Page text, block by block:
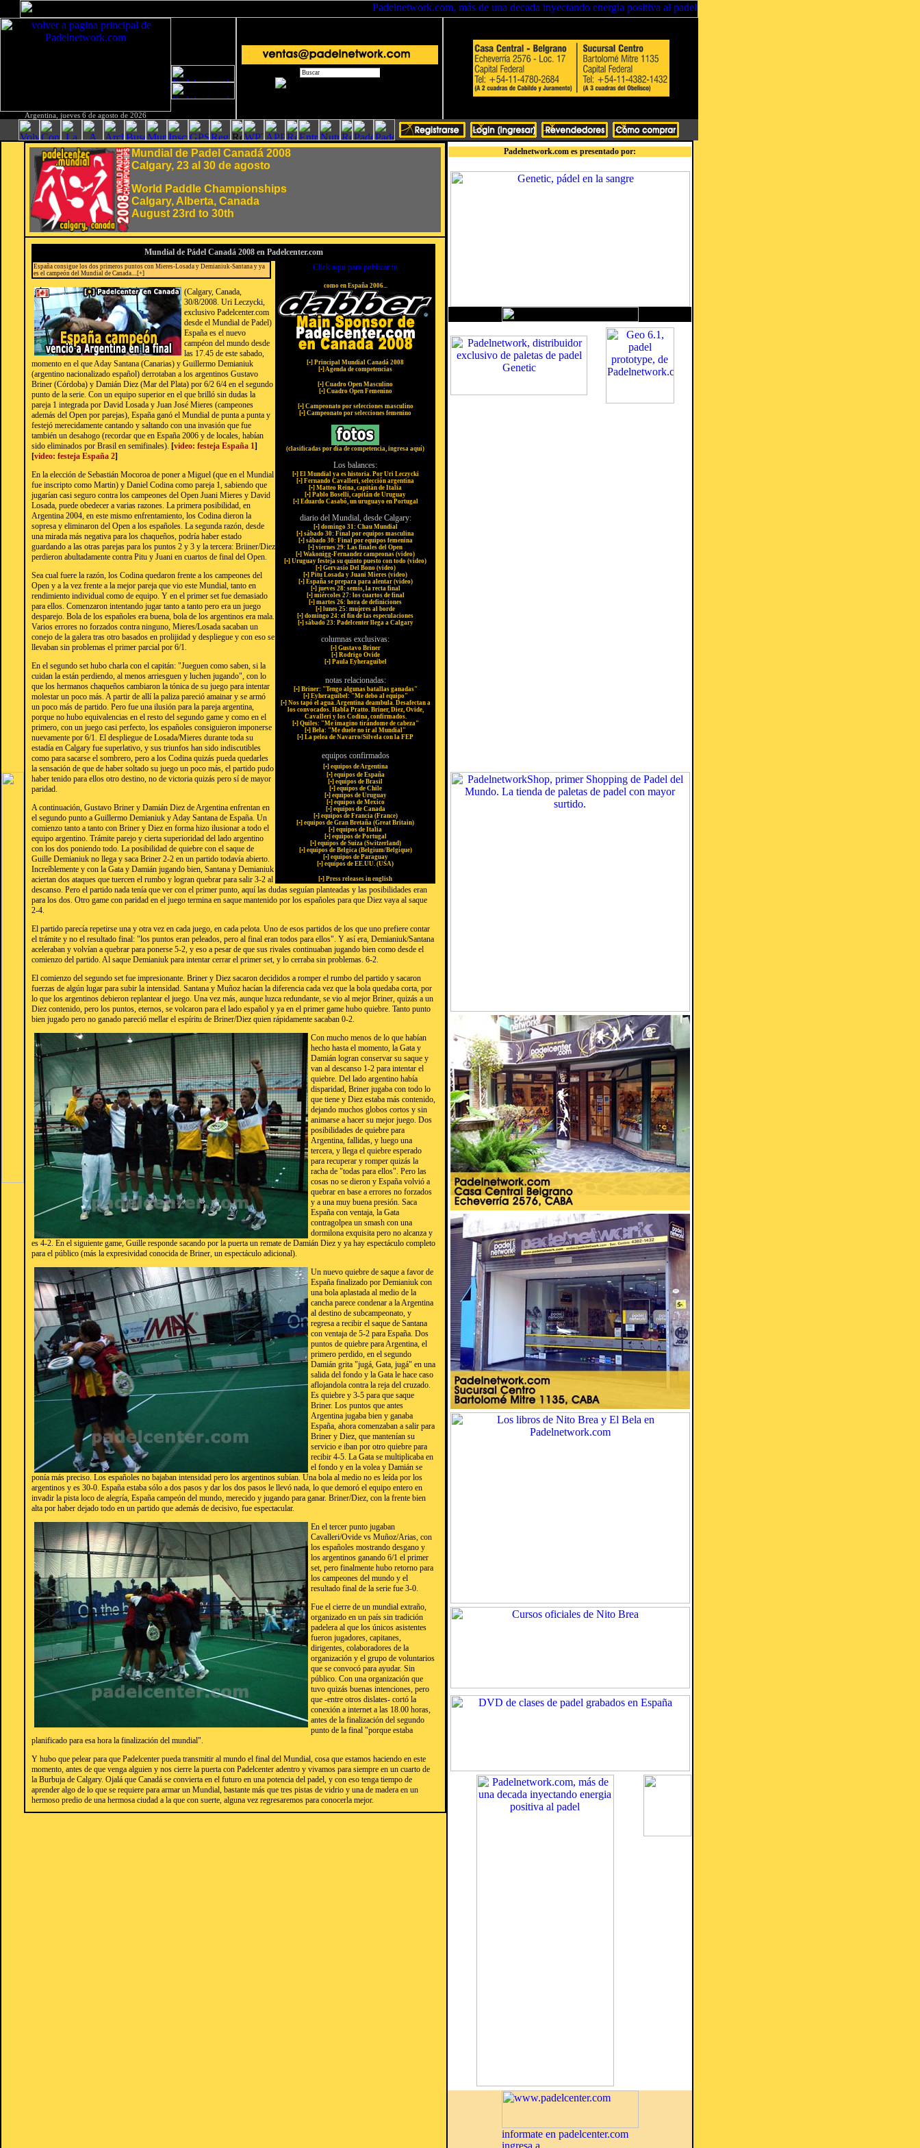
Argentina, jueves 6 de agosto de 2026
Mundial de Padel Canadá 2008
Calgary, 23 al 30 de agosto
World Paddle Championships
Calgary, Alberta, Canada
August 23rd to 30th
Mundial de Pádel Canadá 2008 en Padelcenter.com
como en España 2006...
[•] Principal Mundial Canadá 2008
[•] Agenda de competencias
[•] Cuadro Open Masculino
[•] Cuadro Open Femenino
[•] Campeonato por selecciones masculino
[•] Campeonato por selecciones femenino
(clasificadas por día de competencia, ingresa aquí)
Los balances:
[•] El Mundial ya es historia. Por Uri Leczycki
[•] Fernando Cavalleri, selección argentina
[•] Matteo Reina, capitán de Italia
[•] Pablo Boselli, capitán de Uruguay
[•] Eduardo Casabó, un uruguayo en Portugal
diario del Mundial, desde Calgary:
[•] domingo 31: Chau Mundial
[•] sábado 30: Final por equipos masculina
[•] sábado 30: Final por equipos femenina
[•] viernes 29: Las finales del Open
[•] Wakonigg-Fernandez campeonas (video)
[•] Uruguay festeja su quinto puesto con todo (video)
[•] Gervasio Del Bono (video)
[•] Pitu Losada y Juani Mieres (video)
[•] España se prepara para alentar (video)
[•] jueves 28: semis, la recta final
[•] miércoles 27: los cuartos de final
[•] martes 26: hora de definiciones
[•] lunes 25: mujeres al borde
[•] domingo 24: el fin de las especulaciones
[•] sábado 23: Padelcenter llega a Calgary
columnas exclusivas:
[•] Gustavo Briner
[•] Rodrigo Ovide
[•] Paula Eyheraguibel
notas relacionadas:
[•] Briner: "Tengo algunas batallas ganadas"
[•] Eyheraguibel: "Me debo al equipo"
[•] Nos tapó el agua. Argentina deambula. Desafectan a
los convocados. Habla Pratto. Briner, Diez, Ovide,
Cavalleri y los Codina, confirmados.
[•] Quiles: "Me imagino tirándome de cabeza"
[•] Bela: "Me duele no ir al Mundial"
[•] La pelea de Navarro/Silvela con la FEP
equipos confirmados
[•] equipos de Argentina
[•] equipos de España
[•] equipos de Brasil
[•] equipos de Chile
[•] equipos de Uruguay
[•] equipos de Mexico
[•] equipos de Canada
[•] equipos de Francia (France)
[•] equipos de Gran Bretaña (Great Britain)
[•] equipos de Italia
[•] equipos de Portugal
[•] equipos de Suiza (Switzerland)
[•] equipos de Belgica (Belgium/Belgique)
[•] equipos de Paraguay
[•] equipos de EE.UU. (USA)
[•] Press releases in english
España consigue los dos primeros puntos con Mieres-Losada y Demianiuk-Santana y ya
es el campeón del Mundial de Canada....[+]
(Calgary, Canada,
30/8/2008. Uri Leczycki,
exclusivo Padelcenter.com
desde el Mundial de Padel)
España es el nuevo
campéon del mundo desde
las 17.45 de este sabado,
momento en el que Aday Santana (Canarias) y Guillermo Demianiuk
(argentino nacionalizado español) derrotaban a los argentinos Gustavo
Briner (Córdoba) y Damián Diez (Mar del Plata) por 6/2 6/4 en el segundo
punto de la serie. Con un equipo superior en el que brilló sin dudas la
pareja 1 integrada por David Losada y Juan José Mieres (campeones
además del Open por parejas), España ganó el Mundial de punta a punta y
festejó merecidamente cantando y saltando con una invasión que fue
también un desahogo (recordar que en España 2006 y de locales, habían
sido eliminados por Brasil en semifinales). [video: festeja España 1]
[video: festeja España 2]
En la elección de Sebastián Mocoroa de poner a Miguel (que en el Mundial
fue inscripto como Martin) y Daniel Codina como pareja 1, sabiendo que
jugarían casi seguro contra los campeones del Open Juani Mieres y David
Losada, puede obedecer a varias razones. La primera posibilidad, en
Argentina 2004, en este mismo enfrentamiento, los Codina dieron la
sopresa y eliminaron del Open a los españoles. La segunda razón, desde
una mirada más negativa para los chaqueños, podría haber estado
guardando a las otras parejas para los puntos 2 y 3 y la tercera: Briiner/Diez
perdieron abultadamente contra Pitu y Juani en cuartos de final del Open.
Sea cual fuere la razón, los Codina quedaron frente a los campeones del
Open y a la vez frente a la mejor pareja que vio este Mundial, tanto en
rendimiento individual como de equipo. Y en el primer set fue demasiado
para ellos. Comenzaron intentando jugar tanto a tanto pero era un juego
desparejo. Bola de los españoles era buena, bola de los argentinos era mala.
Varios errores no forzados contra ninguno, Mieres/Losada sacaban un
conejo de la galera tras otro basados en prolijidad y despliegue y con eso se
llevaban sin problemas el primer parcial por 6/1.
En el segundo set hubo charla con el capitán: "Jueguen como saben, si la
cuidan la están perdiendo, al menos arriesguen y luchen jugando", con lo
que los hermanos chaqueños cambiaron la tónica de su juego para intentar
molestar un poco más. A partir de allí la paliza pareció amainar y se armó
un poco más de partido. Pero fue una ilusión para la pareja argentina,
porque no hubo equivalencias en el resto del segundo game y como en el
primero, con un juego casi perfecto, los españoles consiguieron imponerse
nuevamente por 6/1. El despliegue de Losada/Mieres durante toda su
estadía en Calgary fue superlativo, y sus triunfos han sido indiscutibles
como para sacarse el sombrero, pero a los Codina quizás pueda quedarles
la sensación de que de haber soltado su juego un poco más, el partido pudo
haber tenido para ellos otro destino, no de victoria quizás pero sí de mayor
paridad.
A continuación, Gustavo Briner y Damián Diez de Argentina enfrentan en
el segundo punto a Guillermo Demianiuk y Aday Santana de España. Un
comienzo tanto a tanto con Briner y Diez en forma hizo ilusionar a todo el
equipo argentino. Trámite parejo y cierta superioridad del lado argentino
con los dos poniendo todo. La posibilidad de quiebre con el saque de
Guille Demianiuk no llega y saca Briner 2-2 en un partido todavía abierto.
Increíblemente y con la Gata y Damián jugando bien, Santana y Demianiuk
aciertan dos ataques que tuercen el rumbo y logran quebrar para salir 3-2 al
descanso. Pero el partido nada tenía que ver con el primer punto, aquí las dudas seguían planteadas y las posibilidades eran
para los dos. Otro game con paridad en el juego termina en saque mantenido por los españoles para que Diez vaya al saque
2-4.
El partido parecía repetirse una y otra vez en cada juego, en cada pelota. Uno de esos partidos de los que uno prefiere contar
el trámite y no el resultado final: "los puntos eran peleados, pero al final eran todos para ellos". Y así era, Demianiuk/Santana
aceleraban y volvían a quebrar para ponerse 5-2, y eso a pesar de que sus rivales continuaban jugando bien como desde el
comienzo del partido. Al saque Demianiuk para intentar cerrar el primer set, y lo cerraba sin problemas. 6-2.
El comienzo del segundo set fue impresionante. Briner y Diez sacaron decididos a romper el rumbo del partido y sacaron
fuerzas de algún lugar para subir la intensidad. Santana y Muñoz hacían la diferencia cada vez que la bola quedaba corta, por
lo que los argentinos debieron replantear el juego. Una vez más, aunque luzca redundante, se vio al mejor Briner, quizás a un
Diez contenido, pero los puntos, eternos, se volcaron para el lado español y ya en el primer game hubo quiebre. Tanto punto
bien jugado pero no ganado pareció mellar el espíritu de Briner/Diez quien rápidamente sacaban 0-2.
Con mucho menos de lo que habían
hecho hasta el momento, la Gata y
Damián logran conservar su saque y
van al descanso 1-2 para intentar el
quiebre. Del lado argentino había
disparidad, Briner jugaba con todo lo
que tiene y Diez estaba más contenido,
dejando muchos globos cortos y sin
animarse a hacer su mejor juego. Dos
posibilidades de quiebre para
Argentina, fallidas, y luego una
tercera, y llega el quiebre esperado
para recuperar y romper quizás la
racha de "todas para ellos". Pero las
cosas no se dieron y España volvió a
quebrar en base a errores no forzados
y a una muy buena presión. Saca
España con ventaja, la Gata
contragolpea un smash con una
dormilona exquisita pero no alcanza y
es 4-2. En el siguiente game, Guille responde sacando por la puerta un remate de Damián Diez y ya hay espectáculo completo
para el público (más la expresividad conocida de Briner, un espectáculo adicional).
Un nuevo quiebre de saque a favor de
España finalizado por Demianiuk con
una bola aplastada al medio de la
cancha parece condenar a la Argentina
al destino de subcampeonato, y
regresa a recibir el saque de Santana
con ventaja de 5-2 para España. Dos
puntos de quiebre para Argentina, el
primero perdido, en el segundo
Damián grita "jugá, Gata, jugá" en una
salida del fondo y la Gata le hace caso
aflojandola contra la reja del cruzado.
Es quiebre y 3-5 para que saque
Briner. Los puntos que antes
Argentina jugaba bien y ganaba
España, ahora comenzaban a salir para
Briner y Diez, que mantenían su
servicio e iban por otro quiebre para
recibir 4-5. La Gata se multiplicaba en
el fondo y en la volea y Damián se
ponía más preciso. Los españoles no bajaban intensidad pero los argentinos subían. Una bola al medio no es leída por los
argentinos y es 30-0. España estaba sólo a dos pasos y dar los dos pasos le llevó nada, lo que demoró el equipo entero en
invadir la pista loco de alegría, España campeón del mundo, merecido y jugando para ganar. Briner/Diez, con la frente bien
alta por haber dejado todo en un partido que además de decisivo, fue espectacular.
En el tercer punto jugaban
Cavalleri/Ovide vs Muñoz/Arias, con
los españoles mostrando desgano y
los argentinos ganando 6/1 el primer
set, pero finalmente hubo retorno para
los campeones del mundo y el
resultado final de la serie fue 3-0.
Fue el cierre de un mundial extraño,
organizado en un país sin tradición
padelera al que los únicos asistentes
fueron jugadores, capitanes,
dirigentes, colaboradores de la
organización y el grupo de voluntarios
que se convocó para ayudar. Sin
público. Con una organización que
tuvo quizás buenas intenciones, pero
que -entre otros dislates- cortó la
conexión a internet a las 18.00 horas,
antes de la finalización del segundo
punto de la final "porque estaba
planificado para esa hora la finalización del mundial".
Y hubo que pelear para que Padelcenter pueda transmitir al mundo el final del Mundial, cosa que estamos haciendo en este
momento, antes de que venga alguien y nos cierre la puerta con Padelcenter adentro y vivamos para siempre en un cuarto de
la Burbuja de Calgary. Ojalá que Canadá se convierta en el futuro en una potencia del padel, y con eso tenga tiempo de
aprender algo de lo que se requiere para armar un Mundial, bastante más que tres pistas de vidrio y una de madera en un
hermoso predio de una hermosa ciudad a la que con suerte, alguna vez regresaremos para conocerla mejor.
Padelnetwork.com es presentado por: